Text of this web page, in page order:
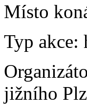
Místo
Typ akce:
jižního